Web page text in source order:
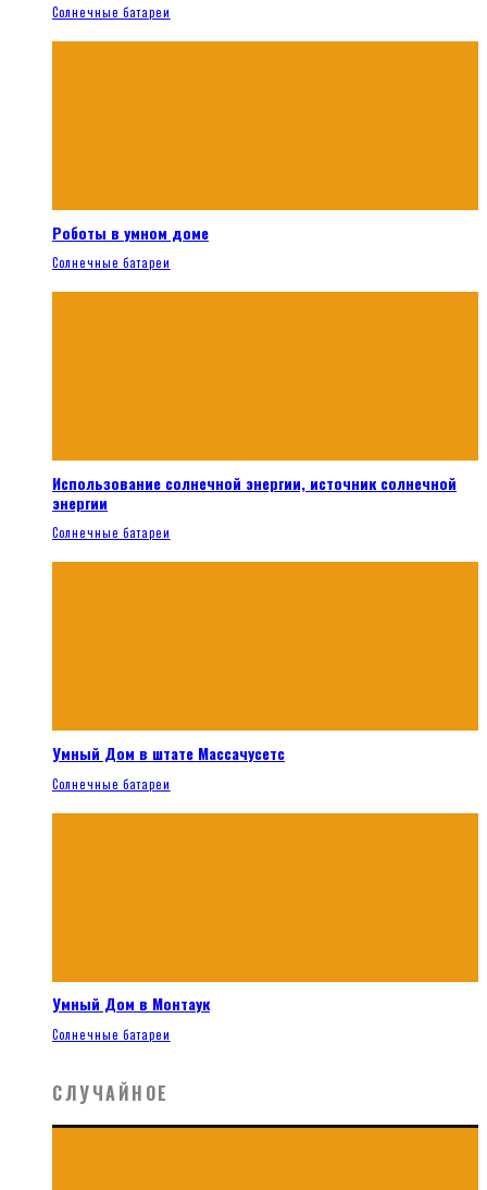
Солнечные батареи
Роботы в умном доме
Солнечные батареи
Использование солнечной энергии, источник солнечной
энергии
Солнечные батареи
Умный Дом в штате Массачусетс
Солнечные батареи
Умный Дом в Монтаук
Солнечные батареи
СЛУЧАЙНОЕ